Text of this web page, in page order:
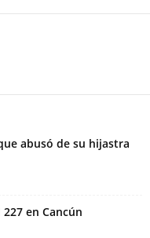
abusó de su hijastra
en Cancún